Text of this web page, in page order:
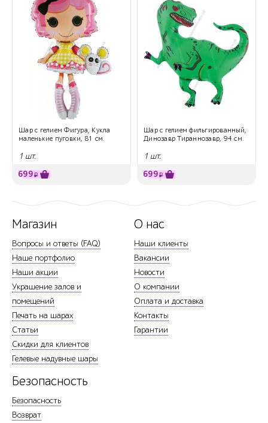
Шар с гелием Фигура, Кукла
маленькие пуговки, 81 см.
1 шт.
699₽
Шар с гелием фильгированный,
Динозавр Тираннозавр, 94 см.
1 шт.
699₽
Магазин
Вопросы и ответы (FAQ)
Наше портфолио
Наши акции
Украшение залов и
помещений
Печать на шарах
Статьи
Скидки для клиентов
Гелевые надувные шары
О нас
Наши клиенты
Вакансии
Новости
О компании
Оплата и доставка
Контакты
Гарантии
Безопасность
Безопасность
Возврат